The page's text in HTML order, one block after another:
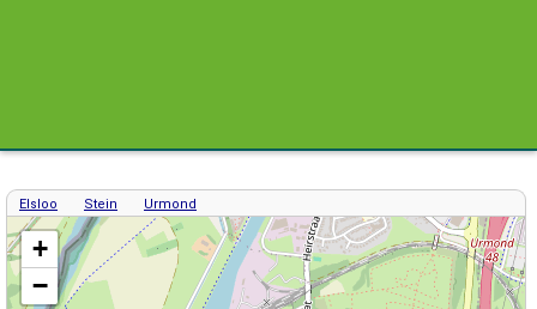
Elsloo Stein Urmond
Kaart / Plattegrond Stein centrum
+
−